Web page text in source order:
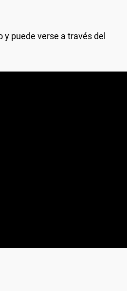
y puede verse a través del